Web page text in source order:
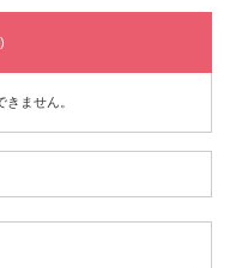
きません。